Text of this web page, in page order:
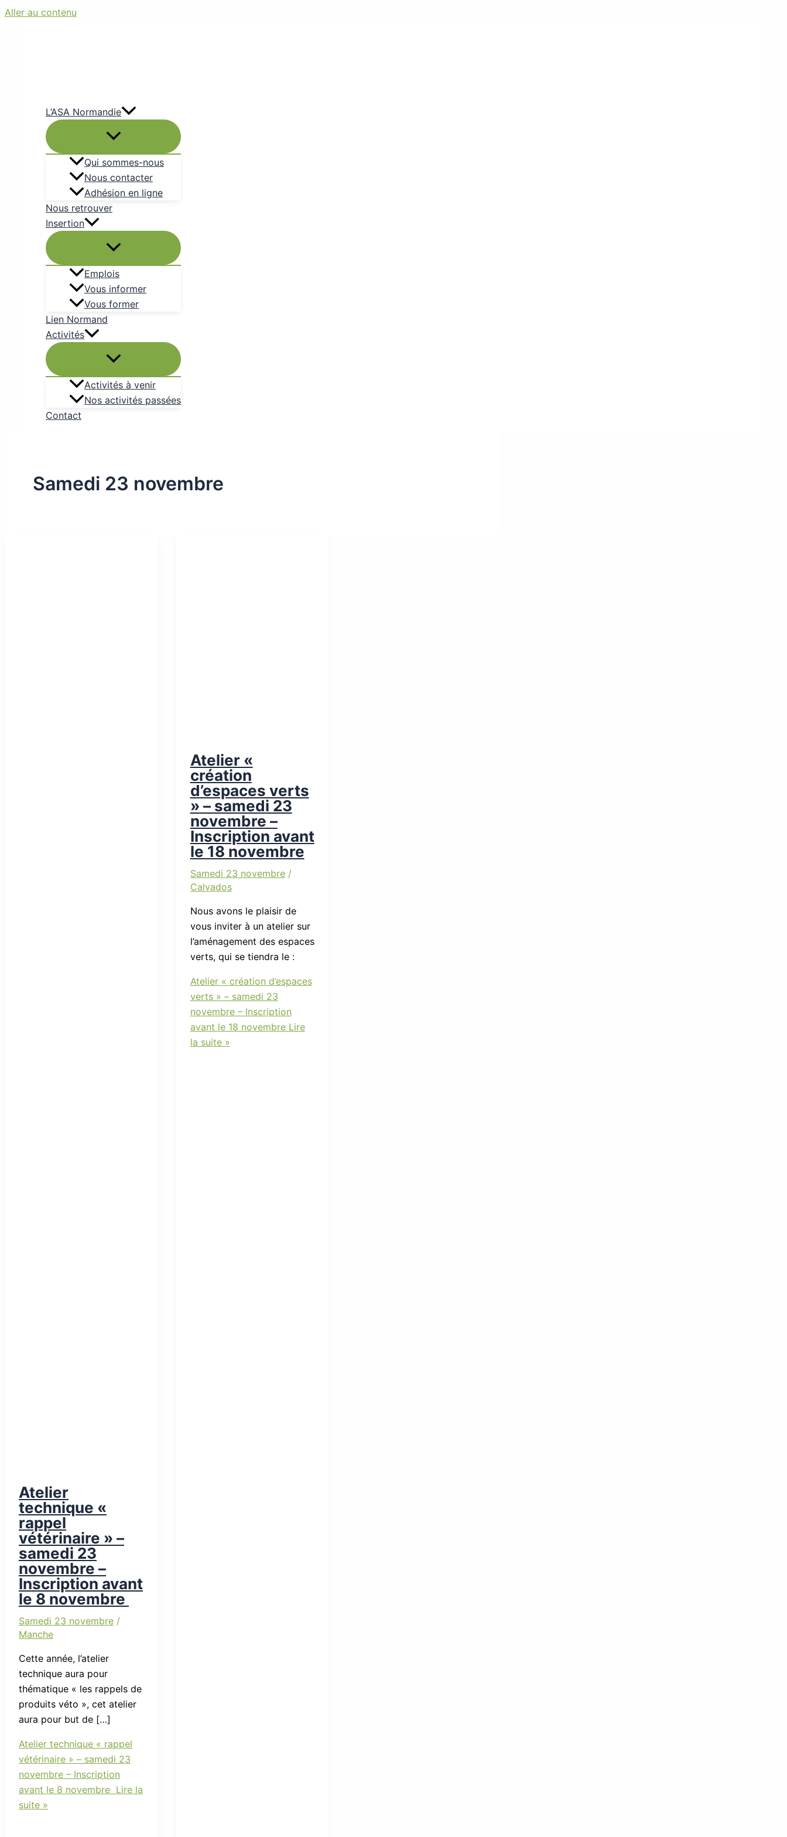
Aller au contenu
L’ASA Normandie
Qui sommes-nous
Nous contacter
Adhésion en ligne
Nous retrouver
Insertion
Emplois
Vous informer
Vous former
Lien Normand
Activités
Activités à venir
Nos activités passées
Contact
Samedi 23 novembre
Atelier
technique «
rappel
vétérinaire » –
samedi 23
novembre –
Inscription avant
le 8 novembre
Samedi 23 novembre /
Manche
Cette année, l’atelier
technique aura pour
thématique « les rappels de
produits véto », cet atelier
aura pour but de […]
Atelier technique « rappel
vétérinaire » – samedi 23
novembre – Inscription
avant le 8 novembre Lire la
suite »
Atelier «
création
d’espaces verts
» – samedi 23
novembre –
Inscription avant
le 18 novembre
Samedi 23 novembre/
Calvados
Nous avons le plaisir de
vous inviter à un atelier sur
l’aménagement des espaces
verts, qui se tiendra le :
Atelier « création d’espaces
verts » – samedi 23
novembre – Inscription
avant le 18 novembreLire
la suite »